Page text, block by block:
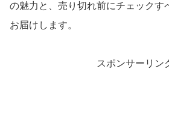
の魅力と、売り切れ前にチェックす
お届けします。
スポンサーリン